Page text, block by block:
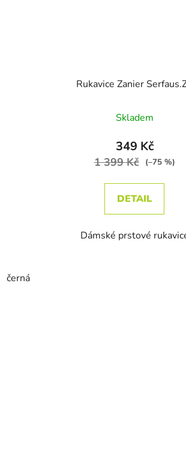
Rukavice Zanier
Skladem
349 Kč
1 399 Kč (–75 %)
DETAIL
Dámské prstové
černá